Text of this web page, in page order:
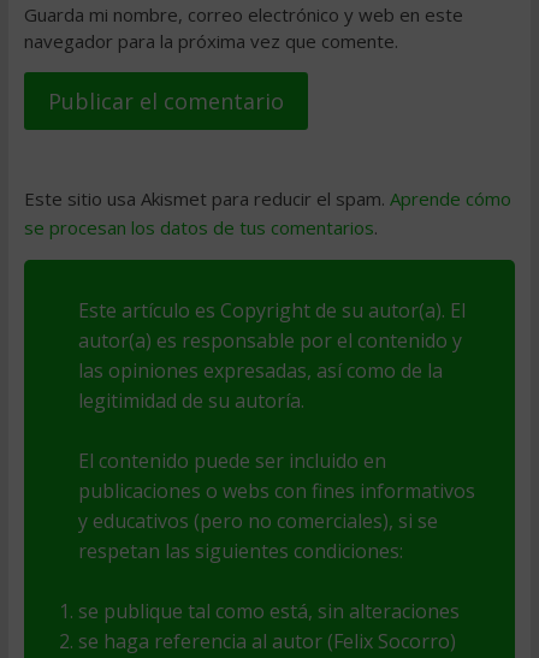
Guarda mi nombre, correo electrónico y web en este
navegador para la próxima vez que comente.
Este sitio usa Akismet para reducir el spam. Aprende cómo
se procesan los datos de tus comentarios.
Este artículo es Copyright de su autor(a). El
autor(a) es responsable por el contenido y
las opiniones expresadas, así como de la
legitimidad de su autoría.
El contenido puede ser incluido en
publicaciones o webs con fines informativos
y educativos (pero no comerciales), si se
respetan las siguientes condiciones:
se publique tal como está, sin alteraciones
se haga referencia al autor (Felix Socorro)